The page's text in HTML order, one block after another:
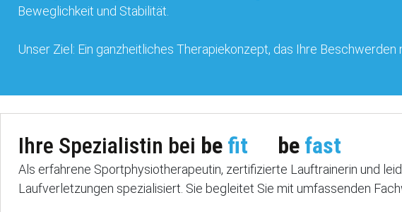
Beweglichkeit und Stabilität.
Unser Ziel: Ein ganzheitliches Therapiekonzept, das Ihre
Ihre Spezialistin bei be fit be fast
Als erfahrene Sportphysiotherapeutin, zertifizierte Lauftrainerin und
Laufverletzungen spezialisiert. Sie begleitet Sie mit umfassenden